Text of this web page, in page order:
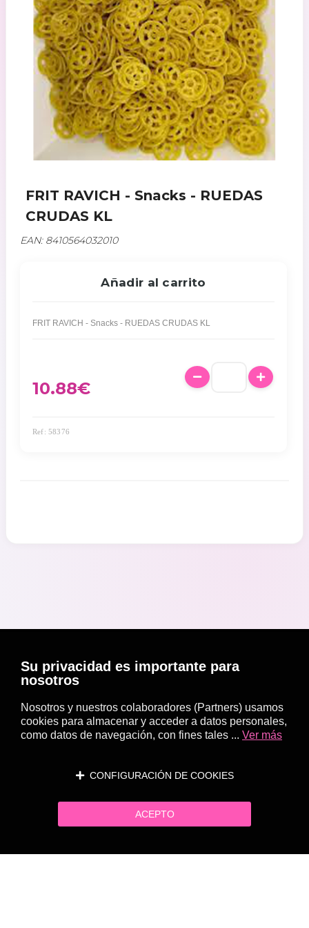
FRIT RAVICH - Snacks - RUEDAS
CRUDAS KL
EAN: 8410564032010
Añadir al carrito
FRIT RAVICH - Snacks - RUEDAS CRUDAS KL
10.88€
Ref: 58376
Su privacidad es importante para
nosotros
Nosotros y nuestros colaboradores (Partners) usamos
cookies para almacenar y acceder a datos personales,
como datos de navegación, con fines tales ... Ver más
CONFIGURACIÓN DE COOKIES
ACEPTO